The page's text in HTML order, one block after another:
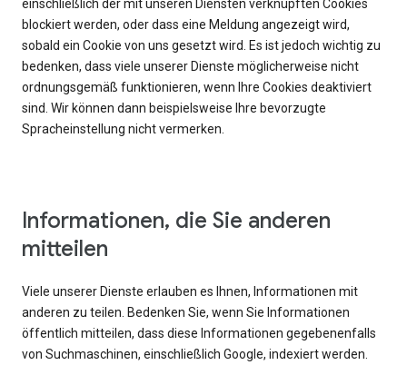
einschließlich der mit unseren Diensten verknüpften Cookies
blockiert werden, oder dass eine Meldung angezeigt wird,
sobald ein Cookie von uns gesetzt wird. Es ist jedoch wichtig zu
bedenken, dass viele unserer Dienste möglicherweise nicht
ordnungsgemäß funktionieren, wenn Ihre Cookies deaktiviert
sind. Wir können dann beispielsweise Ihre bevorzugte
Spracheinstellung nicht vermerken.
Informationen, die Sie anderen
mitteilen
Viele unserer Dienste erlauben es Ihnen, Informationen mit
anderen zu teilen. Bedenken Sie, wenn Sie Informationen
öffentlich mitteilen, dass diese Informationen gegebenenfalls
von Suchmaschinen, einschließlich Google, indexiert werden.